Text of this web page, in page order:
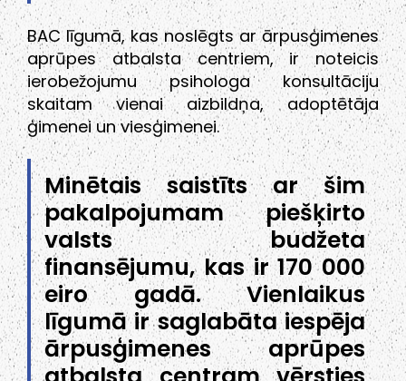
BAC līgumā, kas noslēgts ar ārpusģimenes
aprūpes atbalsta centriem, ir noteicis
ierobežojumu psihologa konsultāciju
skaitam vienai aizbildņa, adoptētāja
ģimenei un viesģimenei.
Minētais saistīts ar šim
pakalpojumam piešķirto
valsts budžeta
finansējumu, kas ir 170 000
eiro gadā. Vienlaikus
līgumā ir saglabāta iespēja
ārpusģimenes aprūpes